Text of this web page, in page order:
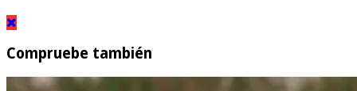
Compruebe también